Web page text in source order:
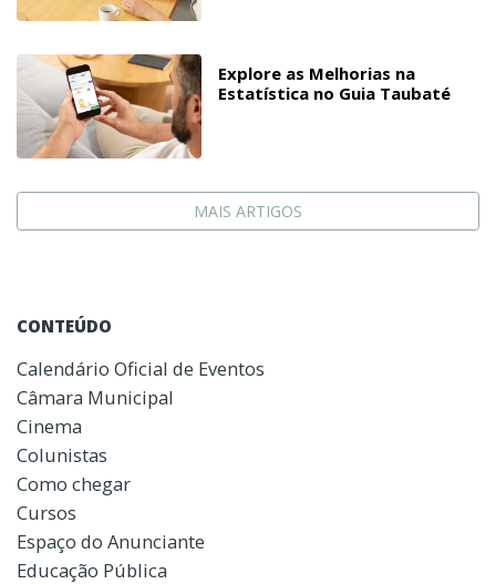
Explore as Melhorias na
Estatística no Guia Taubaté
MAIS ARTIGOS
CONTEÚDO
Calendário Oficial de Eventos
Câmara Municipal
Cinema
Colunistas
Como chegar
Cursos
Espaço do Anunciante
Educação Pública